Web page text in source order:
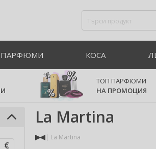
КОСА
ТОП ПАРФЮМИ
НА ПРОМОЦИЯ
La Martina
La Martina